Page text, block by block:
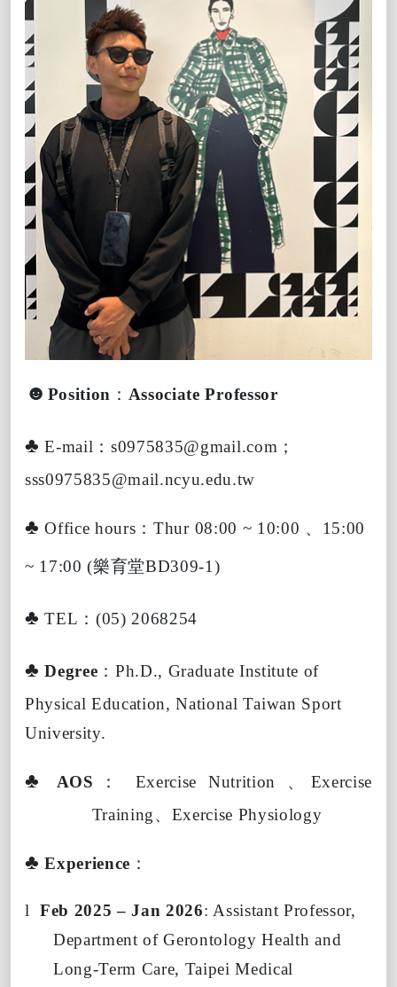
☻ Position ： Associate Professor
♣ E-mail ：s0975835@gmail.com ；
sss0975835@mail.ncyu.edu.tw
♣ Office hours ：Thur 08:00 ~ 10:00 、 15:00
~ 17:00 (樂育堂BD309-1)
♣ TEL ：(05) 2068254
♣ Degree ：Ph.D., Graduate Institute of
Physical Education, National Taiwan Sport
University.
♣ AOS ： Exercise Nutrition 、 Exercise
Training、 Exercise Physiology
♣ Experience ：
l Feb 2025 – Jan 2026: Assistant Professor,
Department of Gerontology Health and
Long-Term Care, Taipei Medical